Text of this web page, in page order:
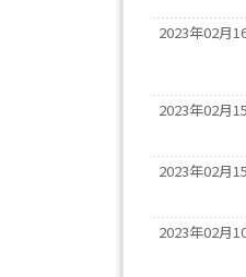
2023年02月
2023年02月
2023年02月
2023年02月